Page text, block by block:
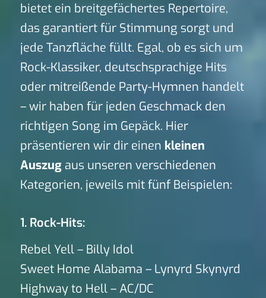
bietet ein breitgefächertes Repertoire,
das garantiert für Stimmung sorgt und
jede Tanzfläche füllt. Egal, ob es sich um
Rock-Klassiker, deutschsprachige Hits
oder mitreißende Party-Hymnen handelt
– wir haben für jeden Geschmack den
richtigen Song im Gepäck. Hier
präsentieren wir dir einen kleinen
Auszugaus unseren verschiedenen
Kategorien, jeweils mit fünf Beispielen:
1. Rock-Hits:
Rebel Yell – Billy Idol
Sweet Home Alabama – Lynyrd Skynyrd
Highway to Hell – AC/DC